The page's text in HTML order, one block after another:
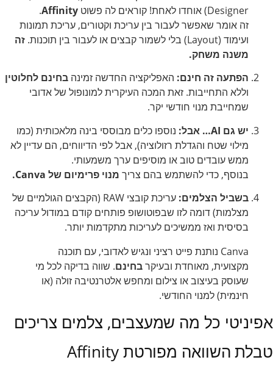
Designer) אוחדו לאחת! קוראים לה פשוט
Affinity
.
זה אומר שאפשר לעבור בין עריכת וקטורים, עריכת תמונות
ועימוד (Layout) בלי לשמור קבצים או לעבור בין תוכנות.
זה
משנה משחק.
הפתעה זה חינם: האפליקציה החדשה זמינה בחינם לחלוטין
וללא התחייבות. זאת המכה העיקרית למונופול של אדובי
שמחייבת מנוי חודשי יקר.
יש גם AI… אבל:
נוספו כלים מבוססי בינה מלאכותית (כמו
מילוי שטח והגדלת רזולוציה), אבל לפי הדיווחים, הם עדיין לא
ממש עובדים טוב או מוסיפים ערך משמעותי.
בנוסף, כדי להשתמש בהם צריך מנוי פרימיום של Canva.
בשביל הצלמים:
עריכת קובצי RAW (הקבצים הגולמיים של
מצלמות) דומה לזו שבפוטושופ פותחים קודם במודול עריכה
בסיסית ואז ממשיכים לעריכות מתקדמות יותר.
Canva נותנת פייט רציני ונגיש לאדובי, עם תוכנה
מקצועית, מאוחדת ובעיקרבחינם. שווה בדיקה לכל מי
שעוסק בעיצוב או צילום ומחפש אלטרנטיבה זולה (או
חינמית) למנוי החודשי.
אפיניטי כל מה שמעצבים, צלמים צריכים
טבלת השוואה מפורטת Affinity